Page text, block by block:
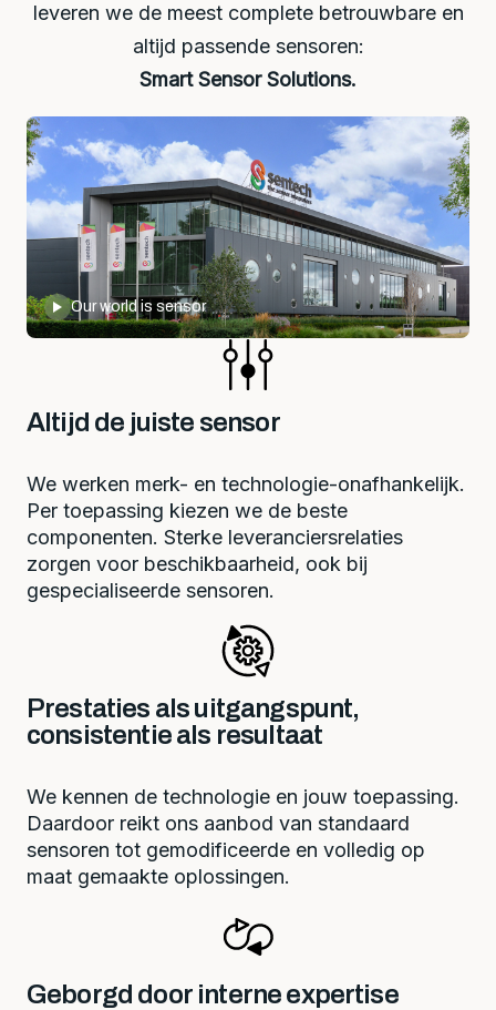
leveren we de meest complete betrouwbare en
altijd passende sensoren:
Smart Sensor Solutions.
Our world is sensor
Altijd de juiste sensor
We werken merk- en technologie-onafhankelijk.
Per toepassing kiezen we de beste
componenten. Sterke leveranciersrelaties
zorgen voor beschikbaarheid, ook bij
gespecialiseerde sensoren.
Prestaties als uitgangspunt,
consistentie als resultaat
We kennen de technologie en jouw toepassing.
Daardoor reikt ons aanbod van standaard
sensoren tot gemodificeerde en volledig op
maat gemaakte oplossingen.
Geborgd door interne expertise